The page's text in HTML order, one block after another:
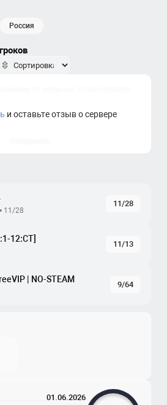
россия
и оставьте отзыв о сервере
11/28
11/28
12:CT]
11/13
| NO-STEAM
9/64
01.06.2026